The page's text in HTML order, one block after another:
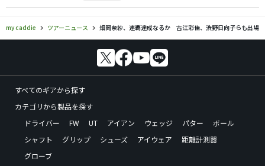
my caddie ツアーニュース 畑岡奈紗、連覇達成なるか 古江彩佳、渋野日向子らも出場
すべてのギアから探す
カテゴリから製品を探す
ドライバー
FW UT アイアン ウェッジ パター
ボール
シャフト
グリップ シューズ アイウェア
距離計測器
グローブ